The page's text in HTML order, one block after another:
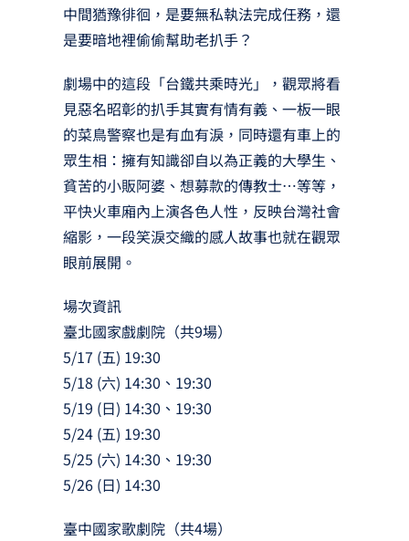
中間猶豫徘徊，是要無私執法完成任務，還
是要暗地裡偷偷幫助老扒手？
劇場中的這段「台鐵共乘時光」，觀眾將看
見惡名昭彰的扒手其實有情有義、一板一眼
的菜鳥警察也是有血有淚，同時還有車上的
眾生相：擁有知識卻自以為正義的大學生、
貧苦的小販阿婆、想募款的傳教士…等等，
平快火車廂內上演各色人性，反映台灣社會
縮影，一段笑淚交織的感人故事也就在觀眾
眼前展開。
場次資訊
臺北國家戲劇院（共9場）
5/17 (五) 19:30
5/18 (六) 14:30、19:30
5/19 (日) 14:30、19:30
5/24 (五) 19:30
5/25 (六) 14:30、19:30
5/26 (日) 14:30
臺中國家歌劇院（共4場）